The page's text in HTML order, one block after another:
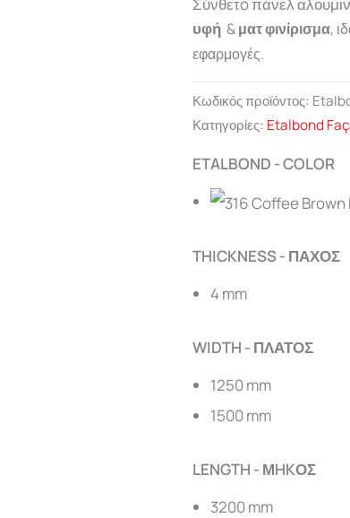
υφή &ματ φινίρισμα,
εφαρμογές.
Κωδικός προϊόντος:
Κατηγορίες: Etalbond
ETALBOND - COLOR
THICKNESS - ΠΑΧΟΣ
4 mm
WIDTH - ΠΛΑΤΟΣ
1250 mm
1500 mm
LENGTH - ΜHKΟΣ
3200 mm